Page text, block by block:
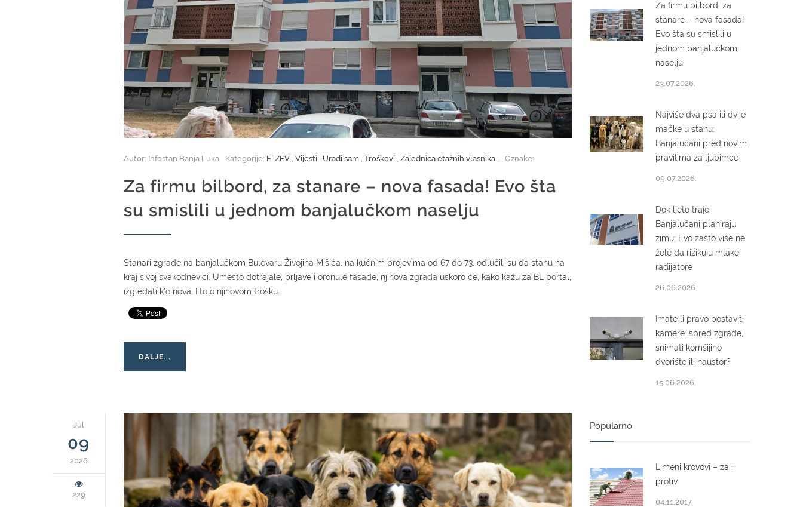
Autor: Infostan Banja Luka Kategorije: E-ZEV , Vijesti , Uradi sam , Troškovi , Zajednica etažnih vlasnika , Oznake:
Za firmu bilbord, za stanare – nova fasada! Evo šta
su smislili u jednom banjalučkom naselju
Stanari zgrade na banjalučkom Bulevaru Živojina Mišića, na kućnim brojevima od 67 do 73, odlučili su da stanu na
kraj sivoj svakodnevici. Umesto dotrajale, prljave i oronule fasade, njihova zgrada uskoro će, kako kažu za BL portal,
izgledati k'o nova. I to o njihovom trošku.
DALJE...
Jul
09
2026
229
Za firmu bilbord, za
stanare – nova fasada!
Evo šta su smislili u
jednom banjalučkom
naselju
23.07.2026.
Najviše dva psa ili dvije
mačke u stanu:
Banjalučani pred novim
pravilima za ljubimce
09.07.2026.
Dok ljeto traje,
Banjalučani planiraju
zimu: Evo zašto više ne
žele da rizikuju mlake
radijatore
26.06.2026.
Imate li pravo postaviti
kamere ispred zgrade,
snimati komšijino
dvorište ili haustor?
15.06.2026.
Popularno
Limeni krovovi – za i
protiv
04.11.2017.